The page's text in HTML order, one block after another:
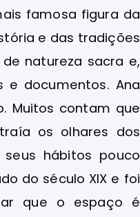
famosa figura da
e das tradições
natureza sacra e,
e documentos. Ana
Muitos contam que
os olhares dos
hábitos pouco
do século XIX e foi
que o espaço é